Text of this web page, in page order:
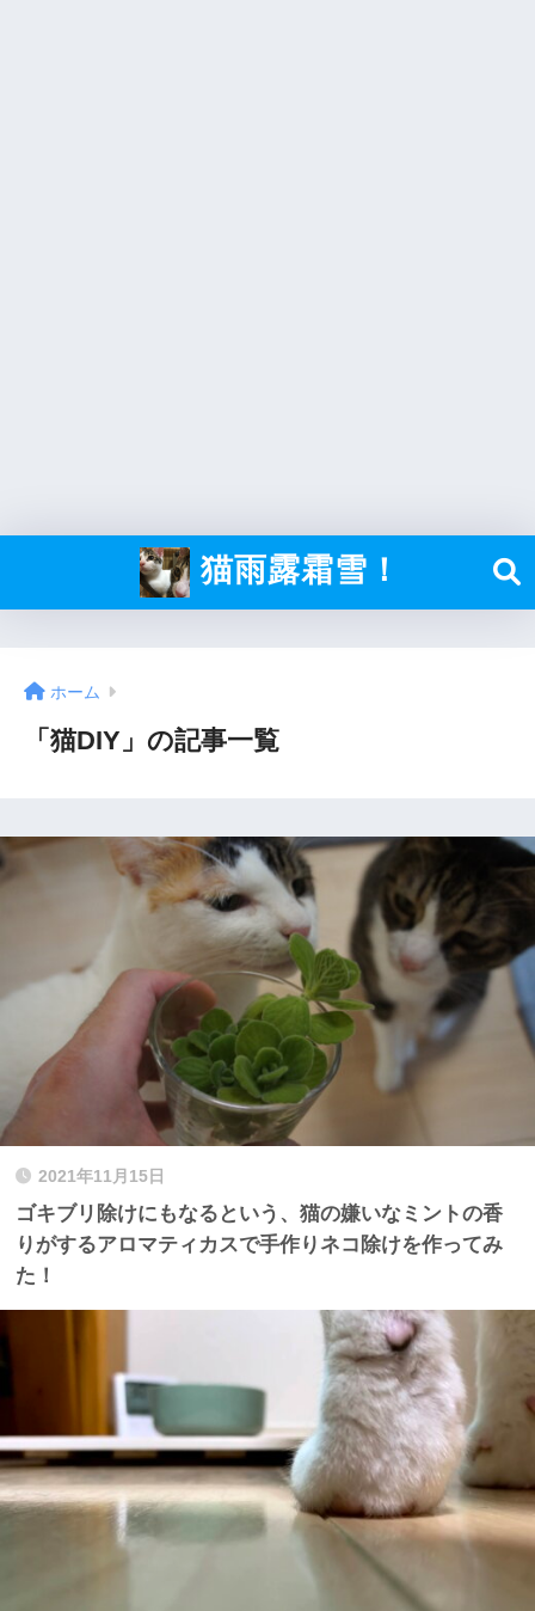
猫雨露霜雪！
ホーム
「猫DIY」の記事一覧
2021年11月15日
ゴキブリ除けにもなるという、猫の嫌いなミントの香
りがするアロマティカスで手作りネコ除けを作ってみ
た！